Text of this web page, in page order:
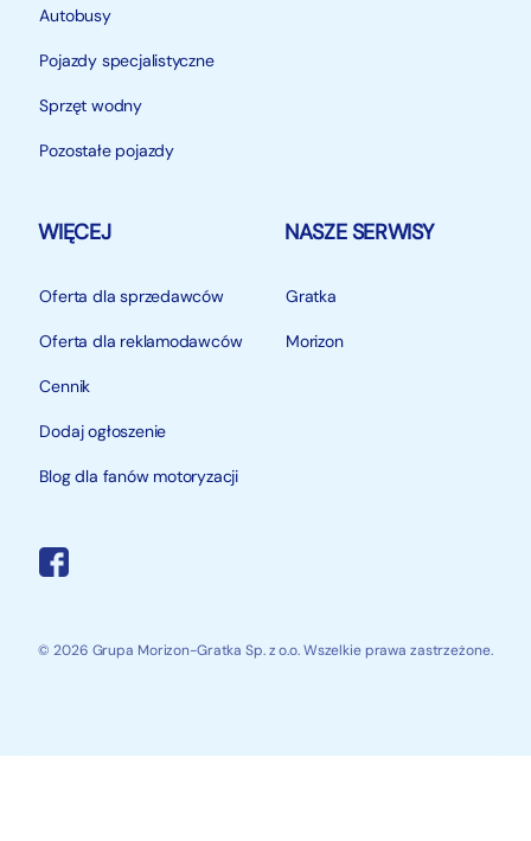
Autobusy
Pojazdy specjalistyczne
Sprzęt wodny
Pozostałe pojazdy
WIĘCEJ
Oferta dla sprzedawców
Oferta dla reklamodawców
Cennik
Dodaj ogłoszenie
Blog dla fanów motoryzacji
NASZE SERWISY
Gratka
Morizon
© 2026 Grupa Morizon-Gratka Sp. z o.o. Wszelkie prawa zastrzeżone.